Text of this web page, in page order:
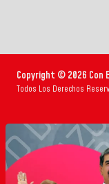
Copyright © 2026 Con
Todos Los Derechos